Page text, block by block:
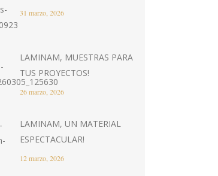
31 marzo, 2026
LAMINAM, MUESTRAS PARA
TUS PROYECTOS!
26 marzo, 2026
LAMINAM, UN MATERIAL
ESPECTACULAR!
12 marzo, 2026